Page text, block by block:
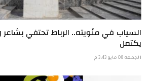
السياب في مئويته.. الرباط تحتفي
يكتمل
الجمعة 08 مايو 3:43 م